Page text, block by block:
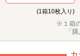
(1箱10枚入り)
※１箱
「